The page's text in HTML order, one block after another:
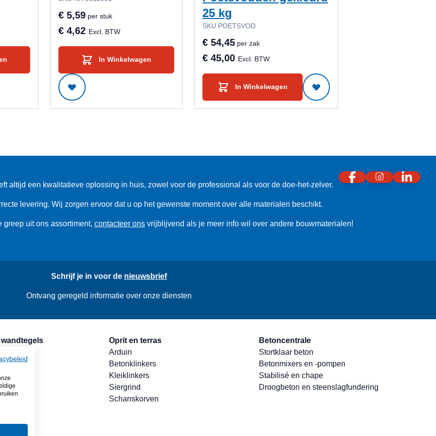
€ 5,59 per stuk
€ 4,62 Excl. BTW
In Winkelwagen
25 kg
SKU POETSVOD
€ 54,45 per zak
€ 45,00 Excl. BTW
In Winkelwagen
altijd een kwalitatieve oplossing in huis, zowel voor de professional als voor de doe-het-zelver.
levering. Wij zorgen ervoor dat u op het gewenste moment over alle materialen beschikt.
uit ons assortiment, contacteer ons vrijblijvend als je meer info wil over andere bouwmaterialen!
Schrijf je in voor de nieuwsbrief
Ontvang geregeld informatie over onze diensten
Oprit en terras
Arduin
Betonklinkers
Kleiklinkers
Siergrind
Schanskorven
Betoncentrale
Stortklaar beton
Betonmixers en -pompen
Stabilisé en chape
Droogbeton en steenslagfundering